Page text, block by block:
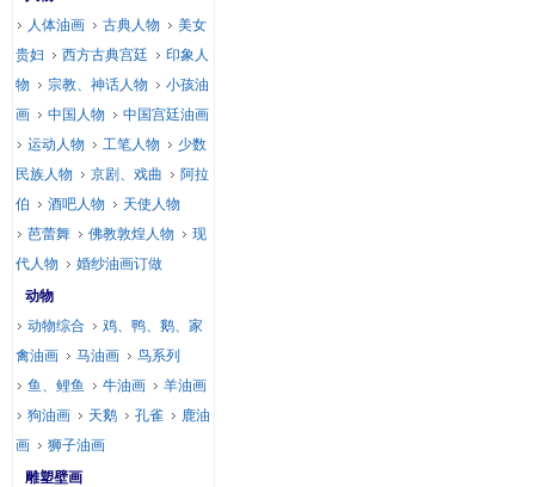
人体油画
古典人物
美女
贵妇
西方古典宫廷
印象人
物
宗教、神话人物
小孩油
画
中国人物
中国宫廷油画
运动人物
工笔人物
少数
民族人物
京剧、戏曲
阿拉
伯
酒吧人物
天使人物
芭蕾舞
佛教敦煌人物
现
代人物
婚纱油画订做
动物
动物综合
鸡、鸭、鹅、家
禽油画
马油画
鸟系列
鱼、鲤鱼
牛油画
羊油画
狗油画
天鹅 孔雀
鹿油
画
狮子油画
雕塑壁画